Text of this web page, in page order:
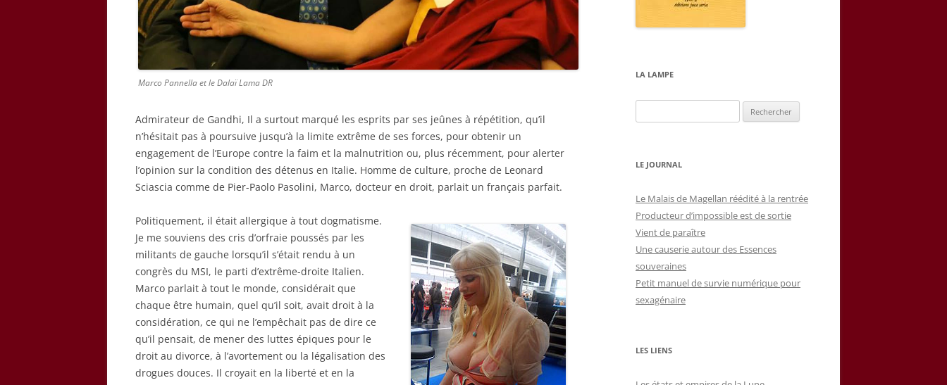
Marco Pannella et le Dalaï Lama DR
Admirateur de Gandhi, Il a surtout marqué les esprits par ses jeûnes à répétition, qu’il
n’hésitait pas à poursuive jusqu’à la limite extrême de ses forces, pour obtenir un
engagement de l’Europe contre la faim et la malnutrition ou, plus récemment, pour alerter
l’opinion sur la condition des détenus en Italie. Homme de culture, proche de Leonard
Sciascia comme de Pier-Paolo Pasolini, Marco, docteur en droit, parlait un français parfait.
Politiquement, il était allergique à tout dogmatisme.
Je me souviens des cris d’orfraie poussés par les
militants de gauche lorsqu’il s’était rendu à un
congrès du MSI, le parti d’extrême-droite Italien.
Marco parlait à tout le monde, considérait que
chaque être humain, quel qu’il soit, avait droit à la
considération, ce qui ne l’empêchait pas de dire ce
qu’il pensait, de mener des luttes épiques pour le
droit au divorce, à l’avortement ou la légalisation des
drogues douces. Il croyait en la liberté et en la
LA LAMPE
LE JOURNAL
Le Malais de Magellan réédité à la rentrée
Producteur d’impossible est de sortie
Vient de paraître
Une causerie autour des Essences
souveraines
Petit manuel de survie numérique pour
sexagénaire
LES LIENS